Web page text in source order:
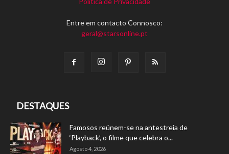
Entre em contacto Connosco:
geral@starsonline.pt
DESTAQUES
Famosos reúnem-se na antestreia de
‘Playback’, o filme que celebra o...
Agosto 4, 2026